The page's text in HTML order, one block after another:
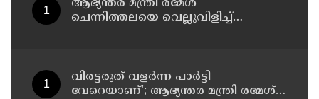
ആഭ്യന്തര മന്ത്രി രമേശ്
ചെന്നിത്തലയെ വെല്ലുവിളിച്ച്
വിരട്ടരുത് വളര്‍ന്ന പാര്‍ട്ടി
വേറെയാണ്'; ആഭ്യന്തര മന്ത്രി രമേശ്